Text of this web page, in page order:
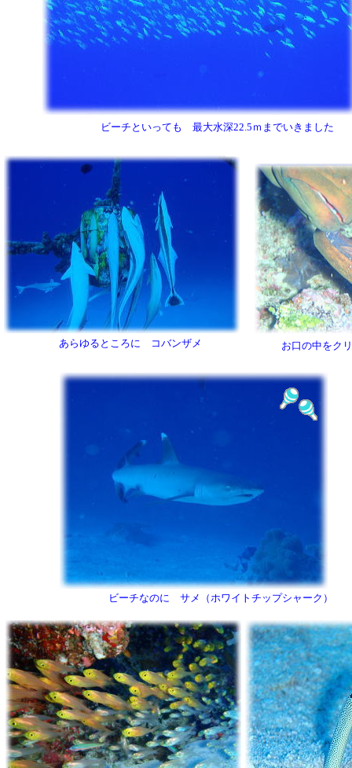
ビーチなのに サメ（ホワイトチップシャーク）
お口の中をク
あらゆるところに コバンザメ
ビーチといっても 最大水深22.5ｍまでいきました